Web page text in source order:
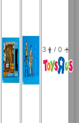
3 🛉 / 0 🛧